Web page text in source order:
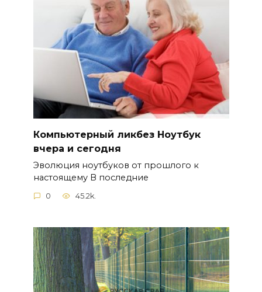
Компьютерный ликбез Ноутбук
вчера и сегодня
Эволюция ноутбуков от прошлого к
настоящему В последние
0 45.2k.